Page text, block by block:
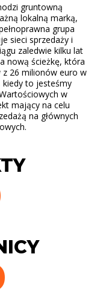
gruntowną
lokalną marką,
grupa
sieci sprzedaży i
zaledwie kilku lat
nową ścieżkę, która
z 26 milionów euro w
kiedy to jesteśmy
w
mający na celu
na głównych